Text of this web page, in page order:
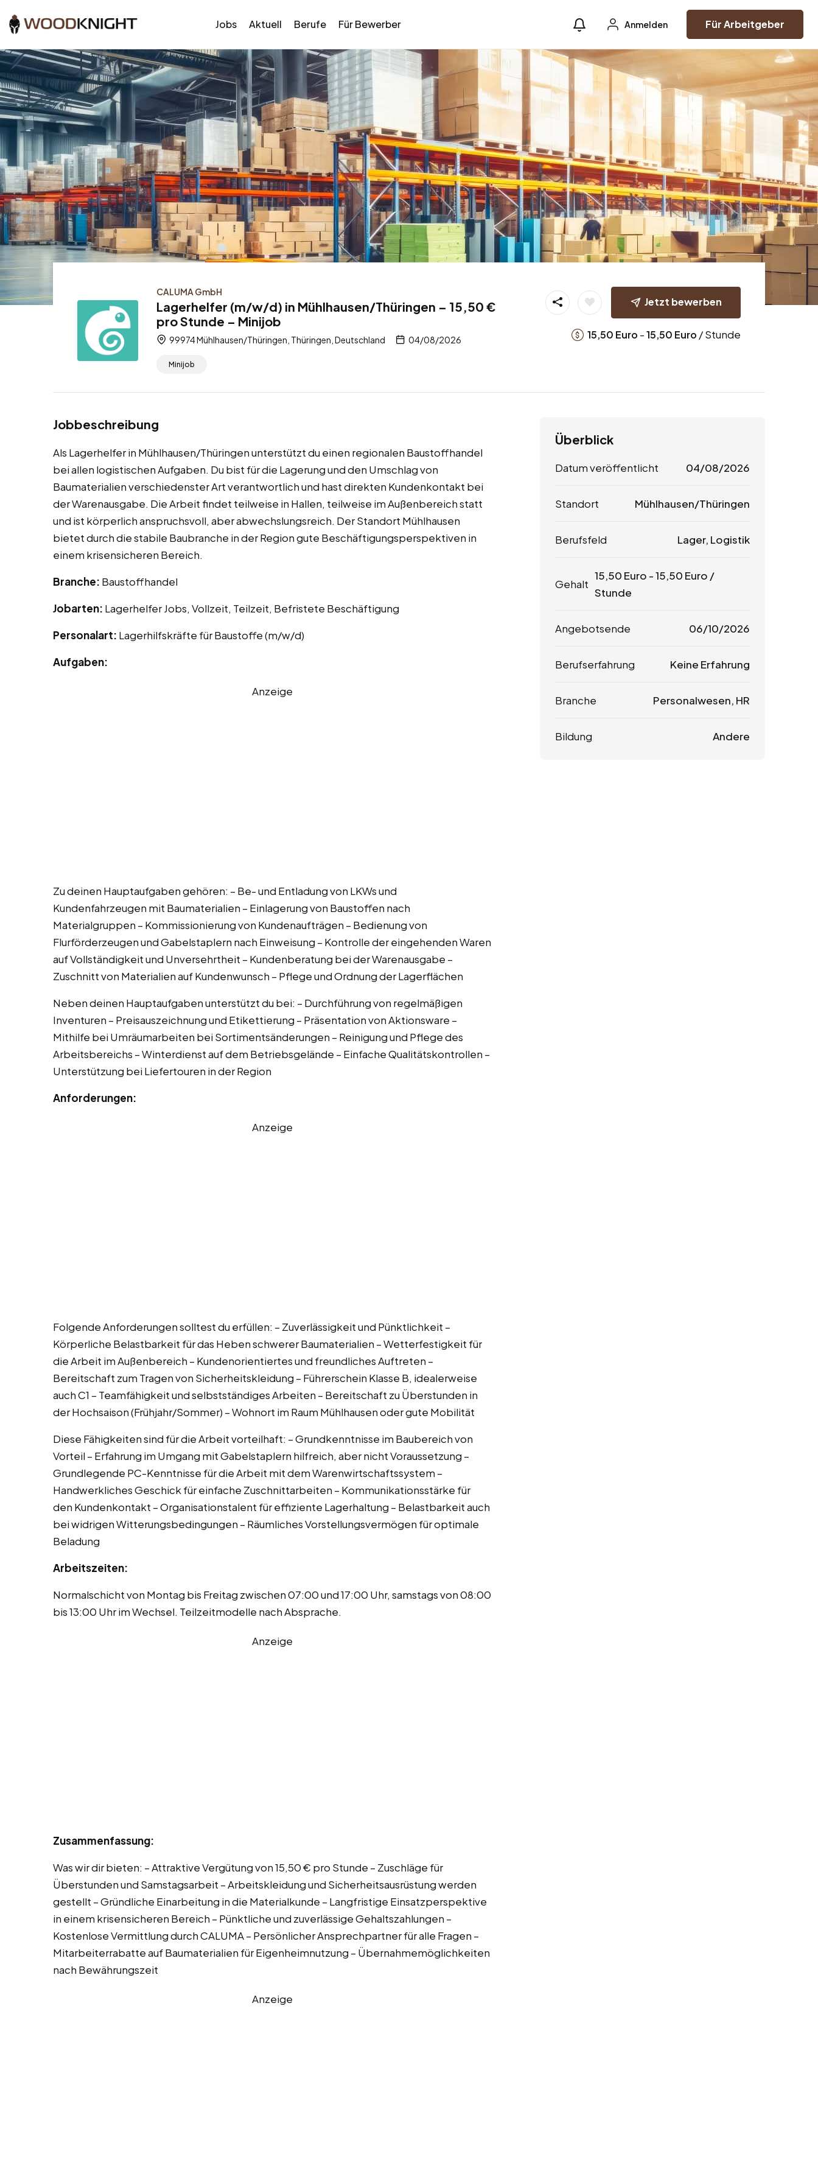
Jobs Aktuell Berufe Für Bewerber Anmelden Für Arbeitgeber
CALUMA GmbH
Lagerhelfer (m/w/d) in Mühlhausen/Thüringen – 15,50 €
pro Stunde – Minijob
99974 Mühlhausen/Thüringen, Thüringen, Deutschland 04/08/2026
Minijob
Jetzt bewerben
15,50 Euro -15,50 Euro / Stunde
Jobbeschreibung
Als Lagerhelfer in Mühlhausen/Thüringen unterstützt du einen regionalen Baustoffhandel
bei allen logistischen Aufgaben. Du bist für die Lagerung und den Umschlag von
Baumaterialien verschiedenster Art verantwortlich und hast direkten Kundenkontakt bei
der Warenausgabe. Die Arbeit findet teilweise in Hallen, teilweise im Außenbereich statt
und ist körperlich anspruchsvoll, aber abwechslungsreich. Der Standort Mühlhausen
bietet durch die stabile Baubranche in der Region gute Beschäftigungsperspektiven in
einem krisensicheren Bereich.
Branche: Baustoffhandel
Jobarten: Lagerhelfer Jobs, Vollzeit, Teilzeit, Befristete Beschäftigung
Personalart: Lagerhilfskräfte für Baustoffe (m/w/d)
Aufgaben:
Anzeige
Zu deinen Hauptaufgaben gehören: – Be- und Entladung von LKWs und
Kundenfahrzeugen mit Baumaterialien – Einlagerung von Baustoffen nach
Materialgruppen – Kommissionierung von Kundenaufträgen – Bedienung von
Flurförderzeugen und Gabelstaplern nach Einweisung – Kontrolle der eingehenden Waren
auf Vollständigkeit und Unversehrtheit – Kundenberatung bei der Warenausgabe –
Zuschnitt von Materialien auf Kundenwunsch – Pflege und Ordnung der Lagerflächen
Neben deinen Hauptaufgaben unterstützt du bei: – Durchführung von regelmäßigen
Inventuren – Preisauszeichnung und Etikettierung – Präsentation von Aktionsware –
Mithilfe bei Umräumarbeiten bei Sortimentsänderungen – Reinigung und Pflege des
Arbeitsbereichs – Winterdienst auf dem Betriebsgelände – Einfache Qualitätskontrollen –
Unterstützung bei Liefertouren in der Region
Anforderungen:
Anzeige
Folgende Anforderungen solltest du erfüllen: – Zuverlässigkeit und Pünktlichkeit –
Körperliche Belastbarkeit für das Heben schwerer Baumaterialien – Wetterfestigkeit für
die Arbeit im Außenbereich – Kundenorientiertes und freundliches Auftreten –
Bereitschaft zum Tragen von Sicherheitskleidung – Führerschein Klasse B, idealerweise
auch C1 – Teamfähigkeit und selbstständiges Arbeiten – Bereitschaft zu Überstunden in
der Hochsaison (Frühjahr/Sommer) – Wohnort im Raum Mühlhausen oder gute Mobilität
Diese Fähigkeiten sind für die Arbeit vorteilhaft: – Grundkenntnisse im Baubereich von
Vorteil – Erfahrung im Umgang mit Gabelstaplern hilfreich, aber nicht Voraussetzung –
Grundlegende PC-Kenntnisse für die Arbeit mit dem Warenwirtschaftssystem –
Handwerkliches Geschick für einfache Zuschnittarbeiten – Kommunikationsstärke für
den Kundenkontakt – Organisationstalent für effiziente Lagerhaltung – Belastbarkeit auch
bei widrigen Witterungsbedingungen – Räumliches Vorstellungsvermögen für optimale
Beladung
Arbeitszeiten:
Normalschicht von Montag bis Freitag zwischen 07:00 und 17:00 Uhr, samstags von 08:00
bis 13:00 Uhr im Wechsel. Teilzeitmodelle nach Absprache.
Anzeige
Zusammenfassung:
Was wir dir bieten: – Attraktive Vergütung von 15,50 € pro Stunde – Zuschläge für
Überstunden und Samstagsarbeit – Arbeitskleidung und Sicherheitsausrüstung werden
gestellt – Gründliche Einarbeitung in die Materialkunde – Langfristige Einsatzperspektive
in einem krisensicheren Bereich – Pünktliche und zuverlässige Gehaltszahlungen –
Kostenlose Vermittlung durch CALUMA – Persönlicher Ansprechpartner für alle Fragen –
Mitarbeiterrabatte auf Baumaterialien für Eigenheimnutzung – Übernahmemöglichkeiten
nach Bewährungszeit
Anzeige
Überblick
Datum veröffentlicht 04/08/2026
Standort Mühlhausen/Thüringen
Berufsfeld Lager, Logistik
Gehalt
15,50 Euro -15,50 Euro /
Stunde
Angebotsende 06/10/2026
Berufserfahrung Keine Erfahrung
Branche Personalwesen, HR
Bildung Andere